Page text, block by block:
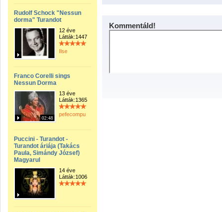
Rudolf Schock "Nessun
dorma" Turandot
12 éve
Látták:1447
Ilse
Franco Corelli sings
Nessun Dorma
02:48
13 éve
Látták:1365
pefecompu
Puccini - Turandot -
Turandot áriája (Takács
Paula, Simándy József)
Magyarul
14 éve
Látták:1006
Kommentáld!